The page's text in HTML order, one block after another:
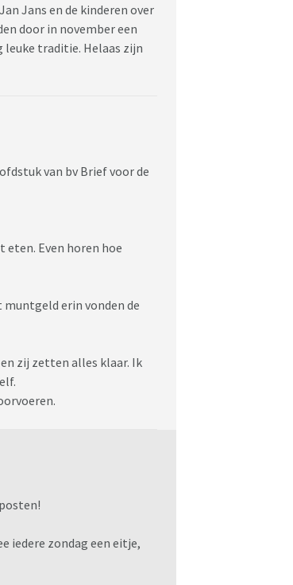
Jans en de kinderen over
door in november een
leuke traditie. Helaas zijn
van bv Brief voor de
eten. Even horen hoe
erin vonden de
zij zetten alles klaar. Ik
iedere zondag een eitje,